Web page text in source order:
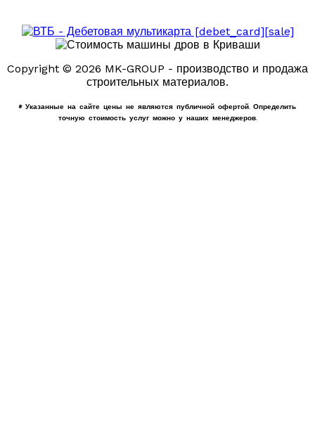
Copyright © 2026 MK-GROUP - производство и продажа
строительных материалов.
* Указанные на сайте цены не являются публичной офертой. Определить
точную стоимость услуг можно у наших менеджеров.